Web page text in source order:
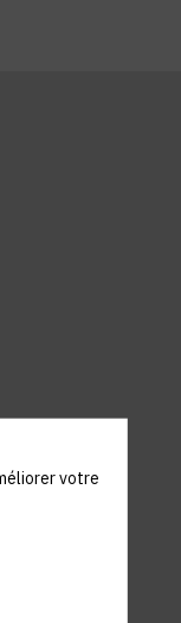
navigateur
votre